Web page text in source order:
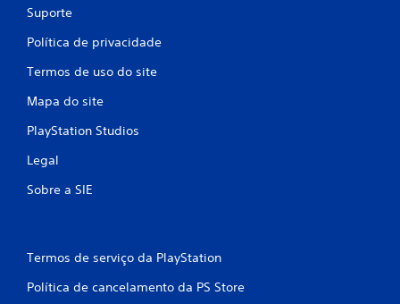
Suporte
Política de privacidade
Termos de uso do site
Mapa do site
PlayStation Studios
Legal
Sobre a SIE
Termos de serviço da PlayStation
Política de cancelamento da PS Store